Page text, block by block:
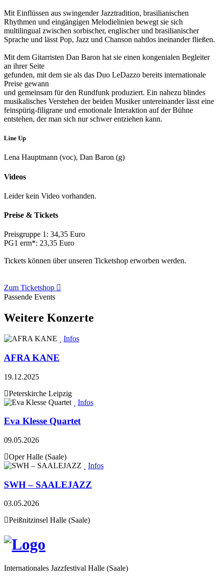
Mit Einflüssen aus swingender Jazztradition, brasilianischen
Rhythmen und eingängigen Melodielinien bewegt sie sich
multilingual zwischen sorbischer, englischer und brasilianischer
Sprache und lässt Pop, Jazz und Chanson nahtlos ineinander fließen.
Mit dem Gitarristen Dan Baron hat sie einen kongenialen Begleiter
an ihrer Seite
gefunden, mit dem sie als das Duo LeDazzo bereits internationale
Preise gewann
und gemeinsam für den Rundfunk produziert. Ein nahezu blindes
musikalisches Verstehen der beiden Musiker untereinander lässt eine
feinspürig-filigrane und emotionale Interaktion auf der Bühne
entstehen, der man sich nur schwer entziehen kann.
Line Up
Lena Hauptmann (voc), Dan Baron (g)
Videos
Leider kein Video vorhanden.
Preise & Tickets
Preisgruppe 1: 34,35 Euro
PG1 erm*: 23,35 Euro
Tickets können über unseren Ticketshop erworben werden.
Zum Ticketshop
Passende Events
Weitere Konzerte
Infos
AFRA KANE
19.12.2025
Peterskirche Leipzig
Infos
Eva Klesse Quartet
09.05.2026
Oper Halle (Saale)
Infos
SWH – SAALEJAZZ
03.05.2026
Peißnitzinsel Halle (Saale)
Internationales Jazzfestival Halle (Saale)